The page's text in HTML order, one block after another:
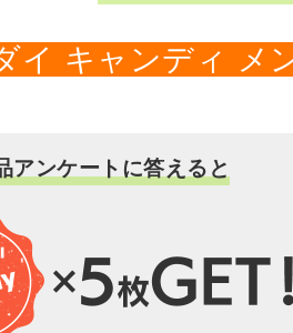
イ キャンディ メ
アンケートに答えると